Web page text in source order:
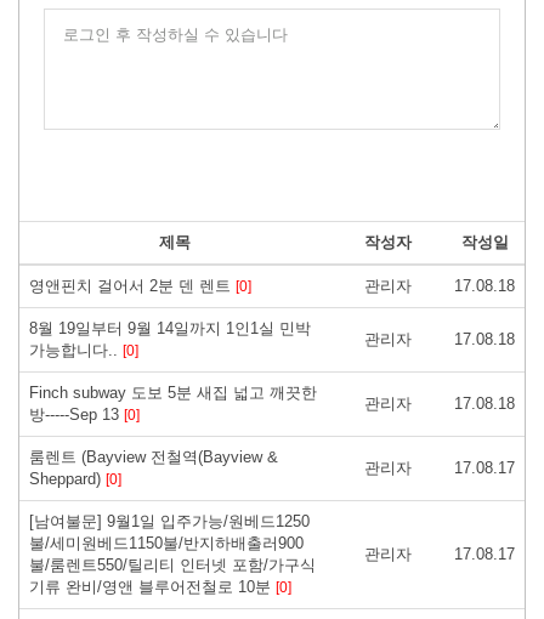
로그인 후 작성하실 수 있습니다
제목 작성자 작성일
영앤핀치 걸어서 2분 덴 렌트 [0] 관리자 17.08.18
8월 19일부터 9월 14일까지 1인1실 민박
가능합니다.. [0]
관리자 17.08.18
Finch subway 도보 5분 새집 넓고 깨끗한
방-----Sep 13 [0]
관리자 17.08.18
룸렌트 (Bayview 전철역(Bayview &
Sheppard) [0]
관리자 17.08.17
[남여불문] 9월1일 입주가능/원베드1250
불/세미원베드1150불/반지하배출러900
불/룸렌트550/틸리티 인터넷 포함/가구식
기류 완비/영앤 블루어전철로 10분 [0]
관리자 17.08.17